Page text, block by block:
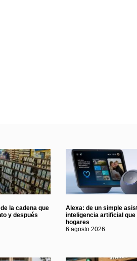
la cadena que
y después
Alexa: de un simple
inteligencia artificial que
hogares
6 agosto 2026